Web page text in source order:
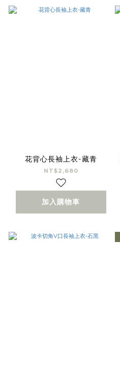
花背心長袖上衣-藏青
NT$2,680
加入購物車